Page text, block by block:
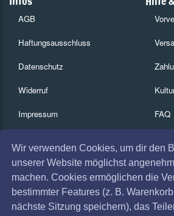
Wir verwenden Cookies, um dir den
unserer Website möglichst
machen. Cookies ermöglichen die
bestimmter Features (z. B.
nächste Sitzung speichern), das
AGB
Haftungsausschluss
Datenschutz
Widerruf
Impressum
Coronavirus (COVID 19)
FAQ